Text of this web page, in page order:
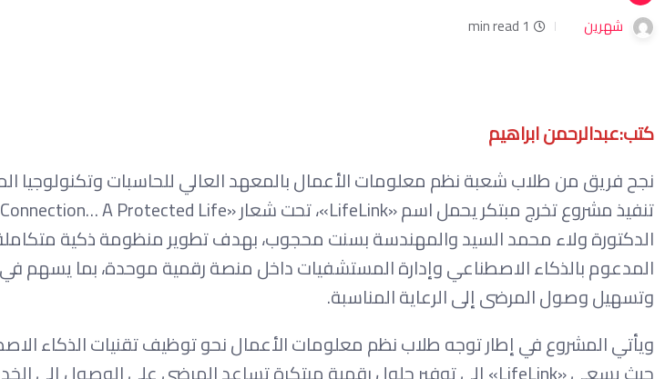
شهرين 1 min read
كتب:عبدالرحمن ابراهيم
نجح فريق من طلاب شعبة نظم معلومات الأعمال بالمعهد العالي للحاسبات وتكنولوجيا
الدكتورة ولاء محمد السيد والمهندسة بسنت محجوب، بهدف تطوير منظومة ذكية
المدعوم بالذكاء الاصطناعي وإدارة المستشفيات داخل منصة رقمية موحدة، بما يسهم
وتسهيل وصول المرضى إلى الرعاية المناسبة.
ويأتي المشروع في إطار توجه طلاب نظم معلومات الأعمال نحو توظيف تقنيات الذكاء